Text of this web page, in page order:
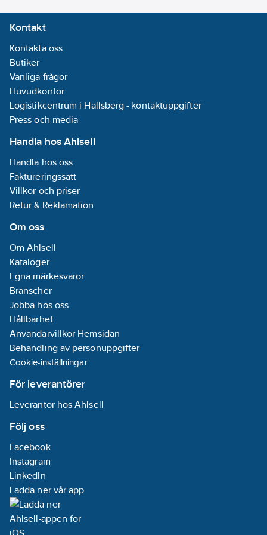
Kontakt
Kontakta oss
Butiker
Vanliga frågor
Huvudkontor
Logistikcentrum i Hallsberg - kontaktuppgifter
Press och media
Handla hos Ahlsell
Handla hos oss
Faktureringssätt
Villkor och priser
Retur & Reklamation
Om oss
Om Ahlsell
Kataloger
Egna märkesvaror
Branscher
Jobba hos oss
Hållbarhet
Användarvillkor Hemsidan
Behandling av personuppgifter
Cookie-inställningar
För leverantörer
Leverantör hos Ahlsell
Följ oss
Facebook
Instagram
LinkedIn
Ladda ner vår app